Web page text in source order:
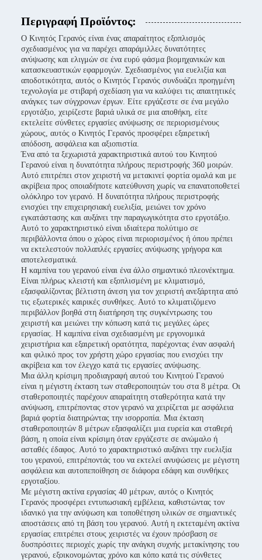
Περιγραφή Προϊόντος:
Ο Κινητός Γερανός είναι ένας απαραίτητος εξοπλισμός
σχεδιασμένος για να παρέχει απαράμιλλες δυνατότητες
ανύψωσης και ελιγμών σε ένα ευρύ φάσμα βιομηχανικών και
κατασκευαστικών εφαρμογών. Σχεδιασμένος για ευελιξία και
αποδοτικότητα, αυτός ο Κινητός Γερανός συνδυάζει προηγμένη
τεχνολογία με στιβαρή σχεδίαση για να καλύψει τις απαιτητικές
ανάγκες των σύγχρονων έργων. Είτε εργάζεστε σε ένα μεγάλο
εργοτάξιο, χειρίζεστε βαριά υλικά σε μια αποθήκη, είτε
εκτελείτε σύνθετες εργασίες ανύψωσης σε περιορισμένους
χώρους, αυτός ο Κινητός Γερανός προσφέρει εξαιρετική
απόδοση, ασφάλεια και αξιοπιστία.
Ένα από τα ξεχωριστά χαρακτηριστικά αυτού του Κινητού
Γερανού είναι η δυνατότητα πλήρους περιστροφής 360 μοιρών.
Αυτό επιτρέπει στον χειριστή να μετακινεί φορτία ομαλά και με
ακρίβεια προς οποιαδήποτε κατεύθυνση χωρίς να επανατοποθετεί
ολόκληρο τον γερανό. Η δυνατότητα πλήρους περιστροφής
ενισχύει την επιχειρησιακή ευελιξία, μειώνει τον χρόνο
εγκατάστασης και αυξάνει την παραγωγικότητα στο εργοτάξιο.
Αυτό το χαρακτηριστικό είναι ιδιαίτερα πολύτιμο σε
περιβάλλοντα όπου ο χώρος είναι περιορισμένος ή όπου πρέπει
να εκτελεστούν πολλαπλές εργασίες ανύψωσης γρήγορα και
αποτελεσματικά.
Η καμπίνα του γερανού είναι ένα άλλο σημαντικό πλεονέκτημα.
Είναι πλήρως κλειστή και εξοπλισμένη με κλιματισμό,
εξασφαλίζοντας βέλτιστη άνεση για τον χειριστή ανεξάρτητα από
τις εξωτερικές καιρικές συνθήκες. Αυτό το κλιματιζόμενο
περιβάλλον βοηθά στη διατήρηση της συγκέντρωσης του
χειριστή και μειώνει την κόπωση κατά τις μεγάλες ώρες
εργασίας. Η καμπίνα είναι σχεδιασμένη με εργονομικά
χειριστήρια και εξαιρετική ορατότητα, παρέχοντας έναν ασφαλή
και φιλικό προς τον χρήστη χώρο εργασίας που ενισχύει την
ακρίβεια και τον έλεγχο κατά τις εργασίες ανύψωσης.
Μια άλλη κρίσιμη προδιαγραφή αυτού του Κινητού Γερανού
είναι η μέγιστη έκταση των σταθεροποιητών του στα 8 μέτρα. Οι
σταθεροποιητές παρέχουν απαραίτητη σταθερότητα κατά την
ανύψωση, επιτρέποντας στον γερανό να χειρίζεται με ασφάλεια
βαριά φορτία διατηρώντας την ισορροπία. Μια έκταση
σταθεροποιητών 8 μέτρων εξασφαλίζει μια ευρεία και σταθερή
βάση, η οποία είναι κρίσιμη όταν εργάζεστε σε ανώμαλο ή
ασταθές έδαφος. Αυτό το χαρακτηριστικό αυξάνει την ευελιξία
του γερανού, επιτρέποντάς του να εκτελεί ανυψώσεις με μέγιστη
ασφάλεια και αυτοπεποίθηση σε διάφορα εδάφη και συνθήκες
εργοταξίου.
Με μέγιστη ακτίνα εργασίας 40 μέτρων, αυτός ο Κινητός
Γερανός προσφέρει εντυπωσιακή εμβέλεια, καθιστώντας τον
ιδανικό για την ανύψωση και τοποθέτηση υλικών σε σημαντικές
αποστάσεις από τη βάση του γερανού. Αυτή η εκτεταμένη ακτίνα
εργασίας επιτρέπει στους χειριστές να έχουν πρόσβαση σε
δυσπρόσιτες περιοχές χωρίς την ανάγκη συχνής μετακίνησης του
γερανού, εξοικονομώντας χρόνο και κόπο κατά τις σύνθετες